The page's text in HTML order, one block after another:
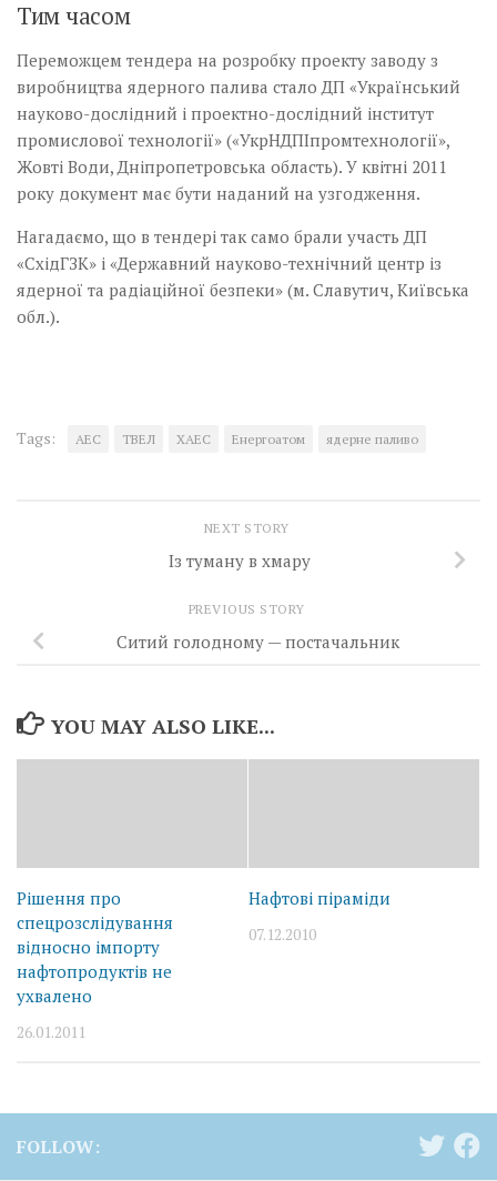
Тим часом
Переможцем тендера на розробку проекту заводу­ з
виробництва ядерного палива стало ДП «Український
науково-дослідний і проектно-дослідний інститут
промислової технології» («УкрНДПІпромтехнології»,
Жовті Води, Дніпропетровська область). У квітні 2011
року документ має бути наданий на узгодження.
Нагадаємо, що в тендері так само брали участь ДП
«СхідГЗК» і «Державний науково-технічний центр із
ядерної та радіаційної безпеки» (м. Славутич, Київська
обл.).
Tags: АЕС ТВЕЛ ХАЕС Енергоатом ядерне паливо
NEXT STORY
Із туману в хмару
PREVIOUS STORY
Ситий голодному — постачальник
YOU MAY ALSO LIKE...
Рішення про
спецрозслідування
відносно імпорту
нафтопродуктів не
ухвалено
26.01.2011
Нафтові піраміди
07.12.2010
FOLLOW: